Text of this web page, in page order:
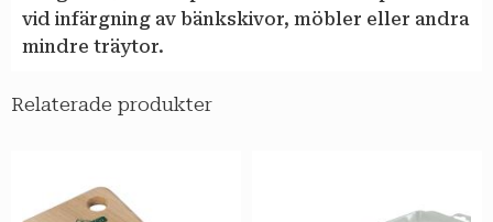
vid infärgning av bänkskivor, möbler eller andra
mindre träytor.
Relaterade produkter